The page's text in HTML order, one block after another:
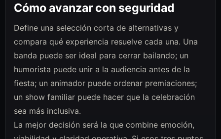
Cómo avanzar con seguridad
Define una selección corta de alternativas y
compara qué experiencia resuelve cada una. Una
banda puede ser ideal para cerrar bailando; un
humorista puede unir a la audiencia antes de la
fiesta; un animador puede ordenar premiaciones;
un show familiar puede hacer que la celebración
sea más inclusiva.
La mejor decisión será la que combine emoción,